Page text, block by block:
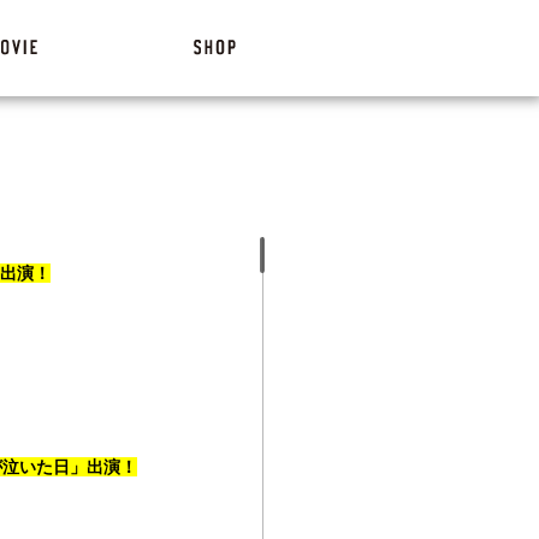
演！
いた日」出演！